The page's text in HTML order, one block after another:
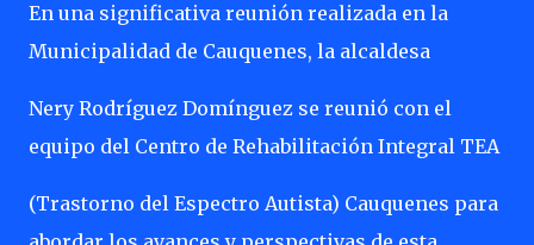
En una significativa reunión realizada en la
Municipalidad de Cauquenes, la alcaldesa
Nery Rodríguez Domínguez se reunió con el
equipo del Centro de Rehabilitación Integral TEA
(Trastorno del Espectro Autista) Cauquenes para